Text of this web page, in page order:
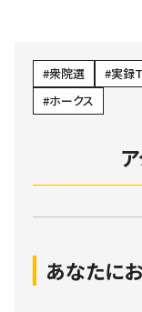
衆院選 実録
ホークス
あなたに